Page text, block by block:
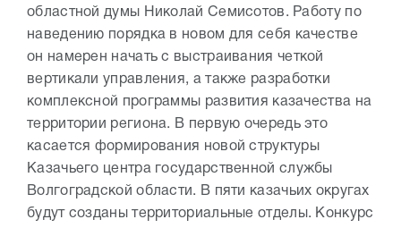
областной думы Николай Семисотов. Работу по
наведению порядка в новом для себя качестве
он намерен начать с выстраивания четкой
вертикали управления, а также разработки
комплексной программы развития казачества на
территории региона. В первую очередь это
касается формирования новой структуры
Казачьего центра государственной службы
Волгоградской области. В пяти казачьих округах
будут созданы территориальные отделы. Конкурс